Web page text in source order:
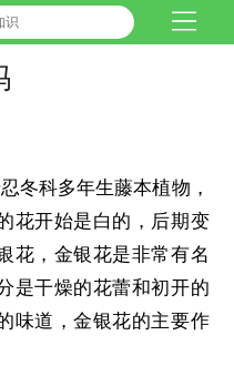
冬科多年生藤本植物，
花开始是白的，后期变
花，金银花是非常有名
是干燥的花蕾和初开的
味道，金银花的主要作